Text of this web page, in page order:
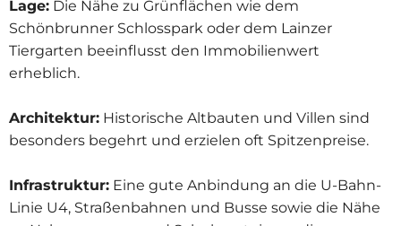
Lage: Die Nähe zu Grünflächen wie dem
Schönbrunner Schlosspark oder dem Lainzer
Tiergarten beeinflusst den Immobilienwert
erheblich.
Architektur: Historische Altbauten und Villen sind
besonders begehrt und erzielen oft Spitzenpreise.
Infrastruktur: Eine gute Anbindung an die U-Bahn-
Linie U4, Straßenbahnen und Busse sowie die Nähe